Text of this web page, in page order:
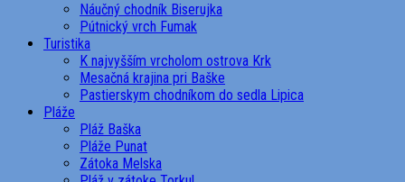
Náučný chodník Biserujka
Pútnický vrch Fumak
Turistika
K najvyšším vrcholom ostrova Krk
Mesačná krajina pri Baške
Pastierskym chodníkom do sedla Lipica
Pláže
Pláž Baška
Pláže Punat
Zátoka Melska